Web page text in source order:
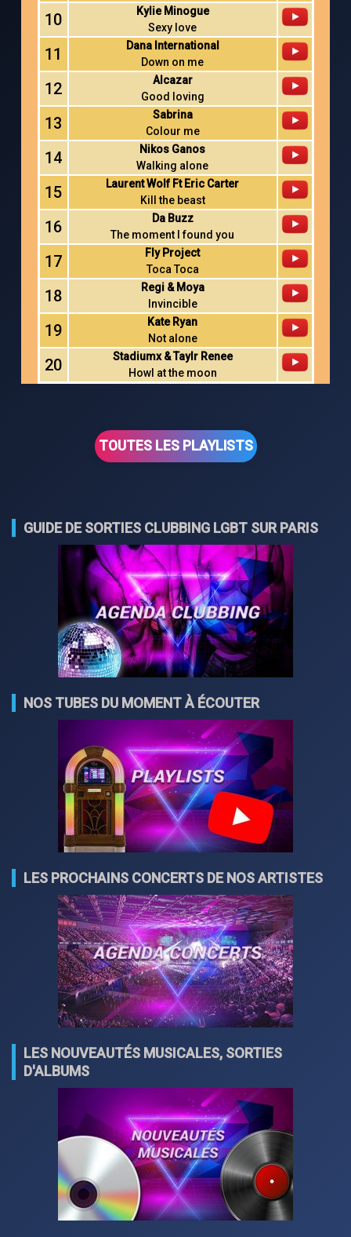
10
Kylie Minogue
Sexy love
11
Dana International
Down on me
12
Alcazar
Good loving
13
Sabrina
Colour me
14
Nikos Ganos
Walking alone
15
Laurent Wolf Ft Eric Carter
Kill the beast
16
Da Buzz
The moment I found you
17
Fly Project
Toca Toca
18
Regi & Moya
Invincible
19
Kate Ryan
Not alone
20
Stadiumx & Taylr Renee
Howl at the moon
TOUTES LES PLAYLISTS
GUIDE DE SORTIES CLUBBING LGBT SUR PARIS
NOS TUBES DU MOMENT À ÉCOUTER
LES PROCHAINS CONCERTS DE NOS ARTISTES
LES NOUVEAUTÉS MUSICALES, SORTIES
D'ALBUMS